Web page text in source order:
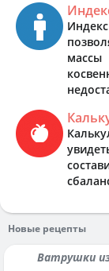
массы
Новые рецепты
Ватрушки